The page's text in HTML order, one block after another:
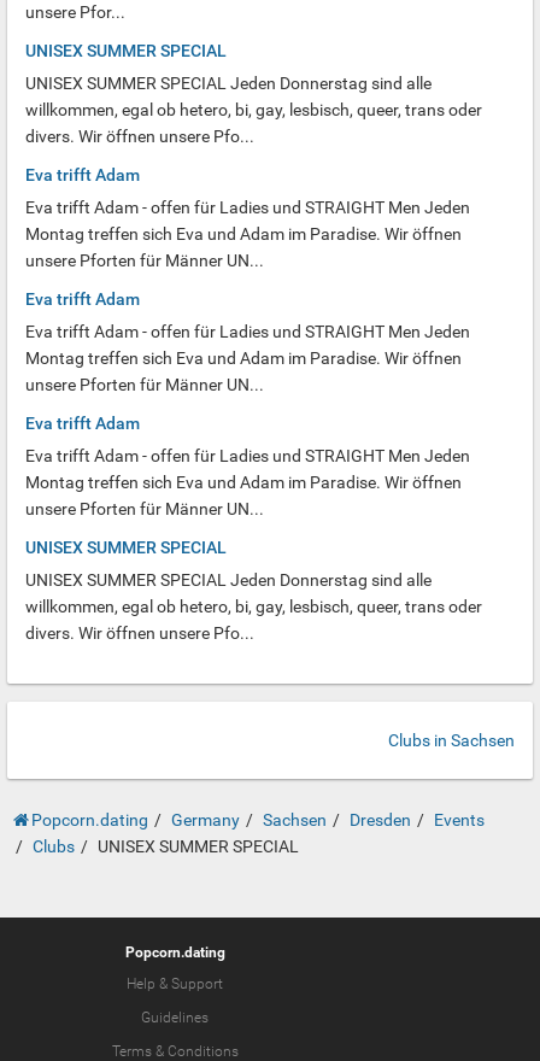
unsere Pfor...
UNISEX SUMMER SPECIAL
UNISEX SUMMER SPECIAL Jeden Donnerstag sind alle
willkommen, egal ob hetero, bi, gay, lesbisch, queer, trans oder
divers. Wir öffnen unsere Pfo...
Eva trifft Adam
Eva trifft Adam - offen für Ladies und STRAIGHT Men Jeden
Montag treffen sich Eva und Adam im Paradise. Wir öffnen
unsere Pforten für Männer UN...
Eva trifft Adam
Eva trifft Adam - offen für Ladies und STRAIGHT Men Jeden
Montag treffen sich Eva und Adam im Paradise. Wir öffnen
unsere Pforten für Männer UN...
Eva trifft Adam
Eva trifft Adam - offen für Ladies und STRAIGHT Men Jeden
Montag treffen sich Eva und Adam im Paradise. Wir öffnen
unsere Pforten für Männer UN...
UNISEX SUMMER SPECIAL
UNISEX SUMMER SPECIAL Jeden Donnerstag sind alle
willkommen, egal ob hetero, bi, gay, lesbisch, queer, trans oder
divers. Wir öffnen unsere Pfo...
Clubs in Sachsen
Popcorn.dating Germany Sachsen Dresden
Events
Clubs
UNISEX SUMMER SPECIAL
Popcorn.dating
Help & Support
Guidelines
Terms & Conditions